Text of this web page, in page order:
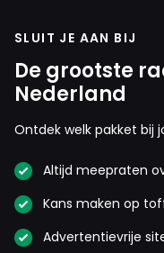
SLUIT JE AAN BIJ
De grootste
Nederland
Ontdek welk pakket bij
Altijd meepraten
Kans maken op
Advertentievrije